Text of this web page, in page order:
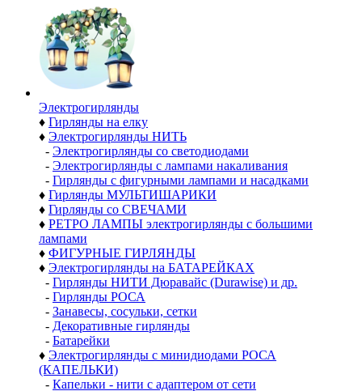
Электро­гирлянды
♦ Гирлянды на елку
♦ Электрогирлянды НИТЬ
- Электрогирлянды со светодиодами
- Электрогирлянды с лампами накаливания
- Гирлянды с фигурными лампами и насадками
♦ Гирлянды МУЛЬТИШАРИКИ
♦ Гирлянды со СВЕЧАМИ
♦ РЕТРО ЛАМПЫ электрогирлянды с большими
лампами
♦ ФИГУРНЫЕ ГИРЛЯНДЫ
♦ Электрогирлянды на БАТАРЕЙКАХ
- Гирлянды НИТИ Дюравайс (Durawise) и др.
- Гирлянды РОСА
- Занавесы, сосульки, сетки
- Декоративные гирлянды
- Батарейки
♦ Электрогирлянды с минидиодами РОСА
(КАПЕЛЬКИ)
- Капельки - нити с адаптером от сети